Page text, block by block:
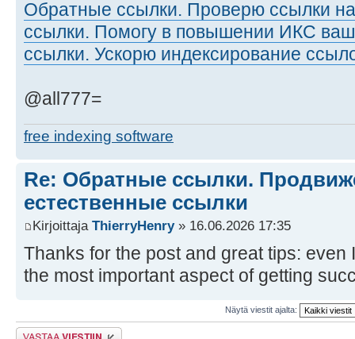
Обратные ссылки. Проверю ссылки
ссылки. Помогу в повышении ИКС
ссылки. Ускорю индексирование
@all777=
free indexing software
Re: Обратные ссылки.
естественные ссылки
Kirjoittaja ThierryHenry» 16.06.2026 17:35
Thanks for the post and great tips:
the most important aspect of getting
Näytä viestit ajalta:
Lähetä vastaus